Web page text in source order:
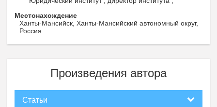
Местонахождение
Ханты-Мансийск, Ханты-Мансийский автономный округ,
Россия
Произведения автора
Статьи